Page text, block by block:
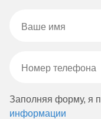
Заполняя форму, я
информации